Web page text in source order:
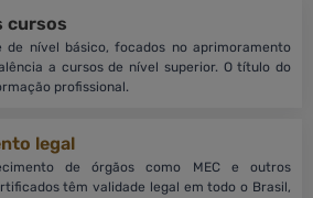
cursos
de nível básico, focados no aprimoramento
a cursos de nível superior. O título do
profissional.
legal
de órgãos como MEC e outros
têm validade legal em todo o Brasil,